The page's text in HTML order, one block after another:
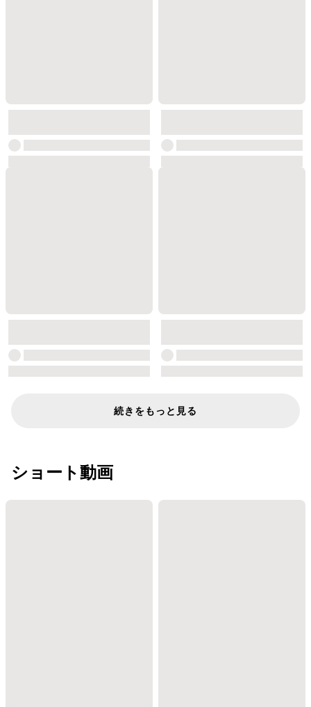
続きをもっと見る
ショート動画